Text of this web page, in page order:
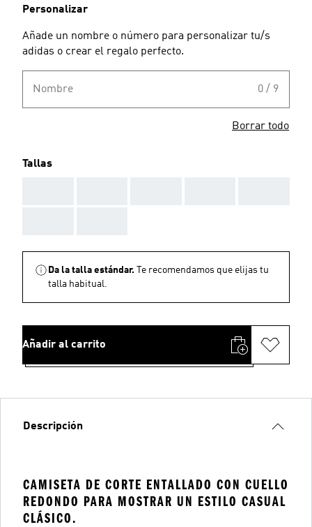
Personalizar
Añade un nombre o número para personalizar tu/s
adidas o crear el regalo perfecto.
Nombre 0 / 9
Borrar todo
Tallas
Da la talla estándar.
Te recomendamos que elijas tu
talla habitual.
Añadir al carrito
Descripción
CAMISETA DE CORTE ENTALLADO CON CUELLO
REDONDO PARA MOSTRAR UN ESTILO CASUAL
CLÁSICO.